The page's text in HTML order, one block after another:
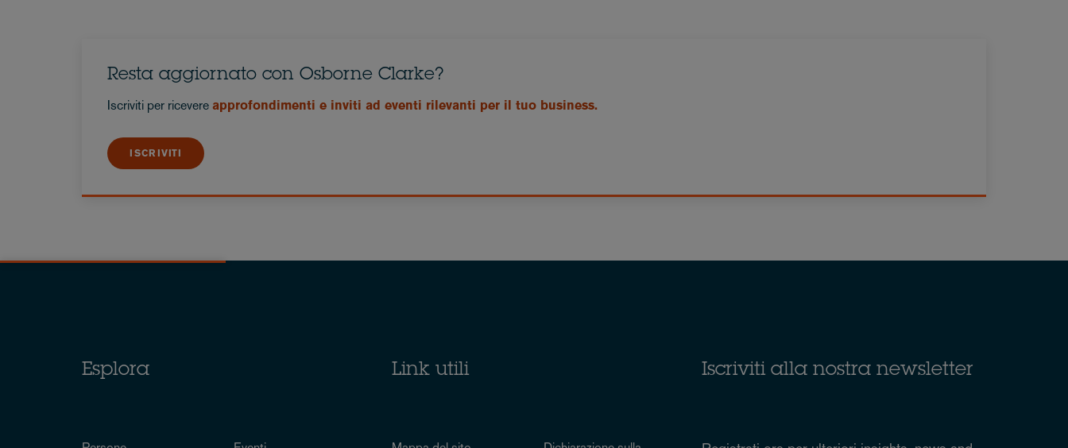
Resta aggiornato con Osborne Clarke?
Iscriviti per ricevereapprofondimenti e inviti ad eventi rilevanti per il tuo business.
ISCRIVITI
Esplora Link utili Iscriviti alla nostra newsletter